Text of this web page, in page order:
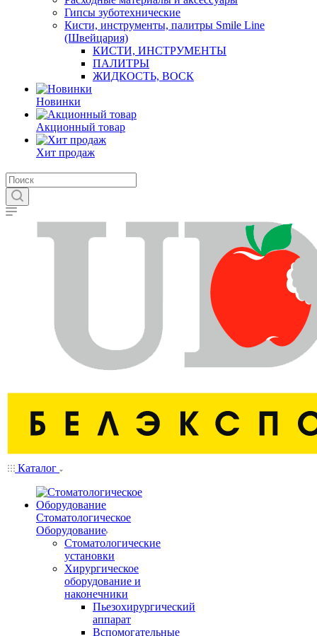
Гипсы зуботехнические
Кисти, инструменты, палитры Smile Line
(Швейцария)
КИСТИ, ИНСТРУМЕНТЫ
ПАЛИТРЫ
ЖИДКОСТЬ, ВОСК
Новинки
Акционный товар
Хит продаж
Каталог
Стоматологическое
Оборудование
Стоматологические
установки
Хирургическое
оборудование и
наконечники
Пьезохирургический
аппарат
Вспомогательные